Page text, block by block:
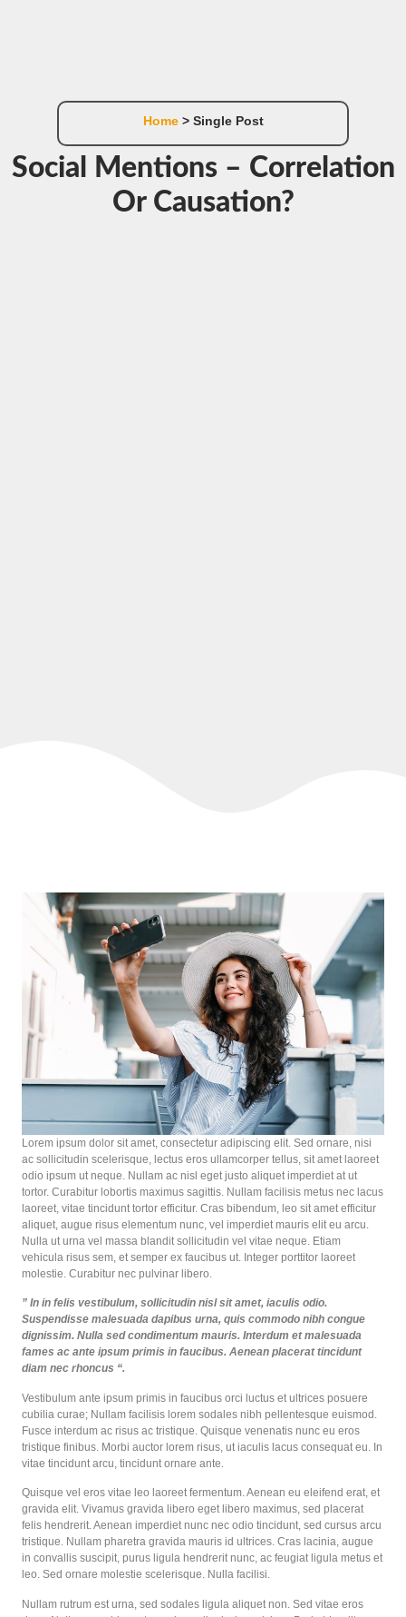
Home> Single Post
Social Mentions – Correlation
Or Causation?
Lorem ipsum dolor sit amet, consectetur adipiscing elit. Sed ornare, nisi
ac sollicitudin scelerisque, lectus eros ullamcorper tellus, sit amet laoreet
odio ipsum ut neque. Nullam ac nisl eget justo aliquet imperdiet at ut
tortor. Curabitur lobortis maximus sagittis. Nullam facilisis metus nec lacus
laoreet, vitae tincidunt tortor efficitur. Cras bibendum, leo sit amet efficitur
aliquet, augue risus elementum nunc, vel imperdiet mauris elit eu arcu.
Nulla ut urna vel massa blandit sollicitudin vel vitae neque. Etiam
vehicula risus sem, et semper ex faucibus ut. Integer porttitor laoreet
molestie. Curabitur nec pulvinar libero.
” In in felis vestibulum, sollicitudin nisl sit amet, iaculis odio.
Suspendisse malesuada dapibus urna, quis commodo nibh congue
dignissim. Nulla sed condimentum mauris. Interdum et malesuada
fames ac ante ipsum primis in faucibus. Aenean placerat tincidunt
diam nec rhoncus “.
Vestibulum ante ipsum primis in faucibus orci luctus et ultrices posuere
cubilia curae; Nullam facilisis lorem sodales nibh pellentesque euismod.
Fusce interdum ac risus ac tristique. Quisque venenatis nunc eu eros
tristique finibus. Morbi auctor lorem risus, ut iaculis lacus consequat eu. In
vitae tincidunt arcu, tincidunt ornare ante.
Quisque vel eros vitae leo laoreet fermentum. Aenean eu eleifend erat, et
gravida elit. Vivamus gravida libero eget libero maximus, sed placerat
felis hendrerit. Aenean imperdiet nunc nec odio tincidunt, sed cursus arcu
tristique. Nullam pharetra gravida mauris id ultrices. Cras lacinia, augue
in convallis suscipit, purus ligula hendrerit nunc, ac feugiat ligula metus et
leo. Sed ornare molestie scelerisque. Nulla facilisi.
Nullam rutrum est urna, sed sodales ligula aliquet non. Sed vitae eros